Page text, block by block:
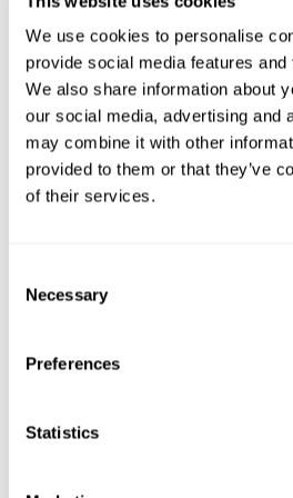
We use cookies to personalise
provide social media features
We also share information about
our social media, advertising and
may combine it with other
provided to them or that they’ve
of their services.
Selection
Necessary
Preferences
Statistics
funciones cognitivas debilitadas o
Estimular de manera consistente
ayudar a crear nuevas sinapsis, y a
se reorganicen y mejoren las funciones
Digits se busca estimular
planificación y velocidad de
1ª SEMANA 2ª SEMANA